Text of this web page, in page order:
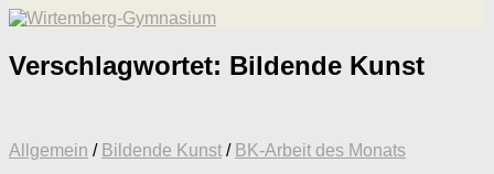
Verschlagwortet: Bildende Kunst
Allgemein / Bildende Kunst / BK-Arbeit des Monats